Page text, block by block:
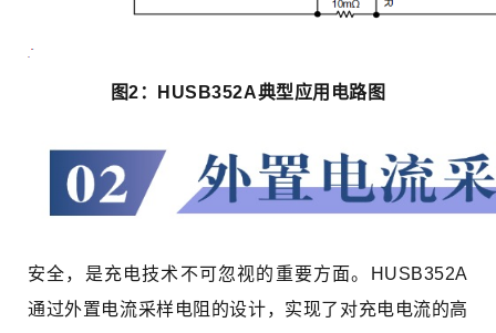
图2：HUSB352A典型应用电路图
安全，是充电技术不可忽视的重要方面。HUSB352A
通过外置电流采样电阻的设计，实现了对充电电流的高